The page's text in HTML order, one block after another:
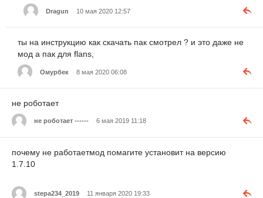
Dragun 10 мая 2020 12:57
ты на инструкцию как скачать пак смотрел ? и это даже не
мод а пак для flans,
Омурбек 8 мая 2020 06:08
не роботает
не роботает ------ 6 мая 2019 11:18
почему не работаетмод помагите установит на версию
1.7.10
stepa234_2019 11 января 2020 19:33